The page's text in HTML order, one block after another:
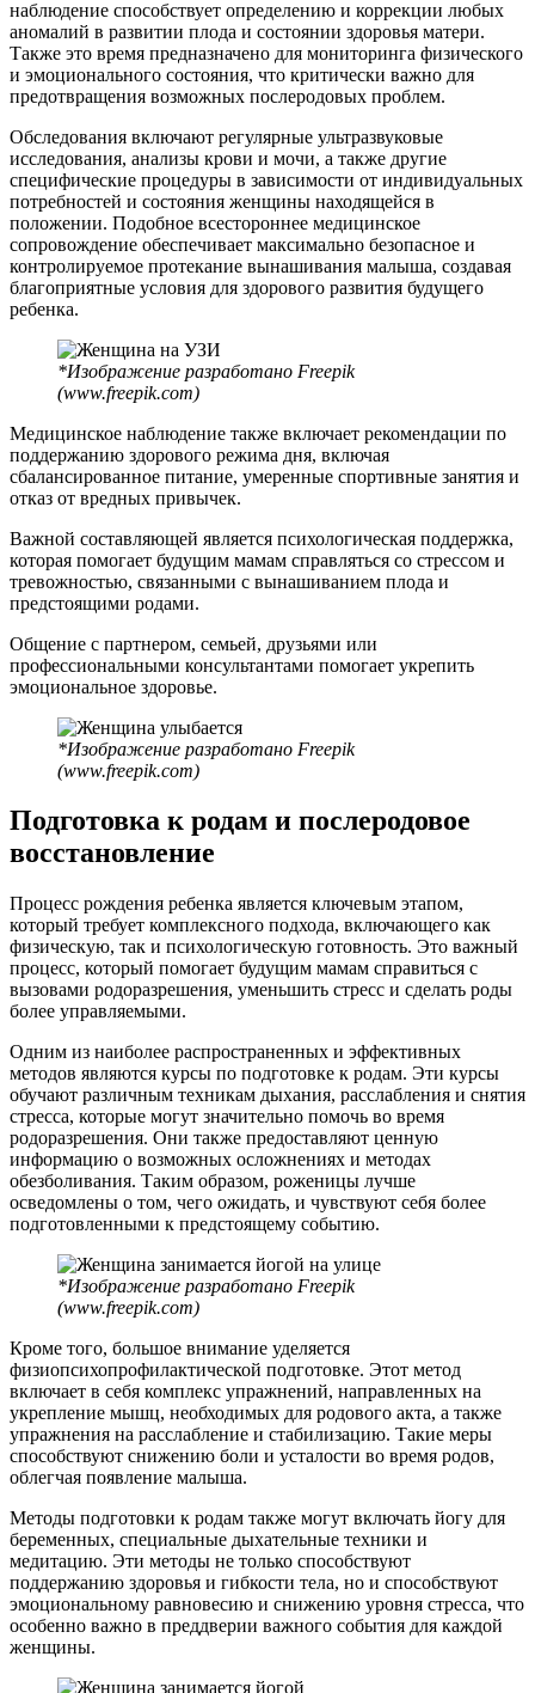
наблюдение способствует определению и коррекции любых
аномалий в развитии плода и состоянии здоровья матери.
Также это время предназначено для мониторинга физического
и эмоционального состояния, что критически важно для
предотвращения возможных послеродовых проблем.
Обследования включают регулярные ультразвуковые
исследования, анализы крови и мочи, а также другие
специфические процедуры в зависимости от индивидуальных
потребностей и состояния женщины находящейся в
положении. Подобное всестороннее медицинское
сопровождение обеспечивает максимально безопасное и
контролируемое протекание вынашивания малыша, создавая
благоприятные условия для здорового развития будущего
ребенка.
*Изображение разработано Freepik
(www.freepik.com)
Медицинское наблюдение также включает рекомендации по
поддержанию здорового режима дня, включая
сбалансированное питание, умеренные спортивные занятия и
отказ от вредных привычек.
Важной составляющей является психологическая поддержка,
которая помогает будущим мамам справляться со стрессом и
тревожностью, связанными с вынашиванием плода и
предстоящими родами.
Общение с партнером, семьей, друзьями или
профессиональными консультантами помогает укрепить
эмоциональное здоровье.
*Изображение разработано Freepik
(www.freepik.com)
Подготовка к родам и послеродовое
восстановление
Процесс рождения ребенка является ключевым этапом,
который требует комплексного подхода, включающего как
физическую, так и психологическую готовность. Это важный
процесс, который помогает будущим мамам справиться с
вызовами родоразрешения, уменьшить стресс и сделать роды
более управляемыми.
Одним из наиболее распространенных и эффективных
методов являются курсы по подготовке к родам. Эти курсы
обучают различным техникам дыхания, расслабления и снятия
стресса, которые могут значительно помочь во время
родоразрешения. Они также предоставляют ценную
информацию о возможных осложнениях и методах
обезболивания. Таким образом, роженицы лучше
осведомлены о том, чего ожидать, и чувствуют себя более
подготовленными к предстоящему событию.
*Изображение разработано Freepik
(www.freepik.com)
Кроме того, большое внимание уделяется
физиопсихопрофилактической подготовке. Этот метод
включает в себя комплекс упражнений, направленных на
укрепление мышц, необходимых для родового акта, а также
упражнения на расслабление и стабилизацию. Такие меры
способствуют снижению боли и усталости во время родов,
облегчая появление малыша.
Методы подготовки к родам также могут включать йогу для
беременных, специальные дыхательные техники и
медитацию. Эти методы не только способствуют
поддержанию здоровья и гибкости тела, но и способствуют
эмоциональному равновесию и снижению уровня стресса, что
особенно важно в преддверии важного события для каждой
женщины.